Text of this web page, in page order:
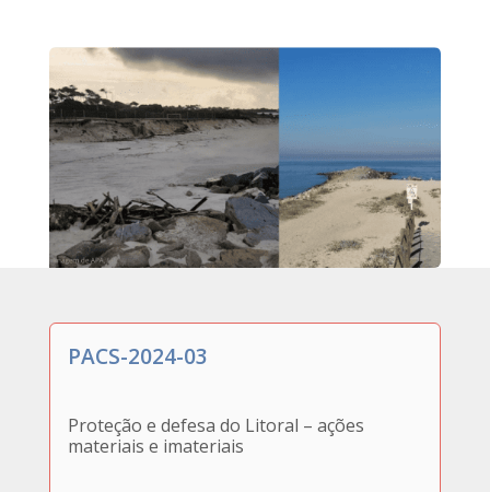
PACS-2024-03
Proteção e defesa do Litoral – ações
materiais e imateriais